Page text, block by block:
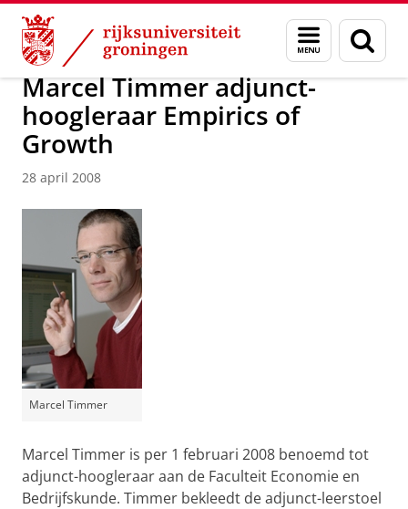
Skip
Content
Skip
Navigation
Menu
en
zoeken
Over ons Actueel Nieuws Nieuwsberichten
Marcel Timmer adjunct-
hoogleraar Empirics of
Growth
28 april 2008
Marcel Timmer
Marcel Timmer is per 1 februari 2008 benoemd tot
adjunct-hoogleraar aan de Faculteit Economie en
Bedrijfskunde. Timmer bekleedt de adjunct-leerstoel